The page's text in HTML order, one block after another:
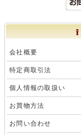
会社概要
特定商取引法
個人情報の取扱い
お買物方法
お問い合わせ